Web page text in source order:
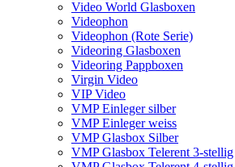
Video World Glasboxen
Videophon
Videophon (Rote Serie)
Videoring Glasboxen
Videoring Pappboxen
Virgin Video
VIP Video
VMP Einleger silber
VMP Einleger weiss
VMP Glasbox Silber
VMP Glasbox Telerent 3-stellig